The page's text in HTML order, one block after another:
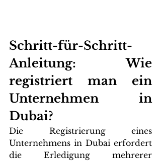
Schritt-für-Schritt-
Anleitung: Wie
registriert man ein
Unternehmen in
Dubai?
Die Registrierung eines
Unternehmens in Dubai erfordert
die Erledigung mehrerer